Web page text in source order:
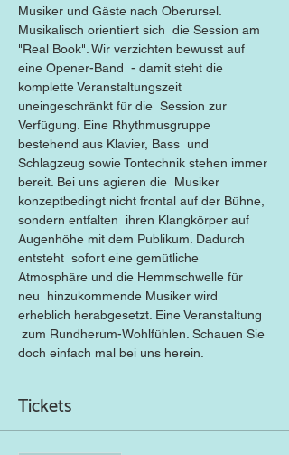
Musiker und Gäste nach Oberursel.
Musikalisch orientiert sich  die Session am
"Real Book". Wir verzichten bewusst auf
eine Opener-Band  - damit steht die
komplette Veranstaltungszeit
uneingeschränkt für die  Session zur
Verfügung. Eine Rhythmusgruppe
bestehend aus Klavier, Bass  und
Schlagzeug sowie Tontechnik stehen immer
bereit. Bei uns agieren die  Musiker
konzeptbedingt nicht frontal auf der Bühne,
sondern entfalten  ihren Klangkörper auf
Augenhöhe mit dem Publikum. Dadurch
entsteht  sofort eine gemütliche
Atmosphäre und die Hemmschwelle für
neu  hinzukommende Musiker wird
erheblich herabgesetzt. Eine Veranstaltung
zum Rundherum-Wohlfühlen. Schauen Sie
doch einfach mal bei uns herein.
Tickets